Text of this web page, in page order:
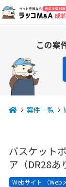
この案
案件一覧
バスケット
ア（DR28あ
Webサイト （Web